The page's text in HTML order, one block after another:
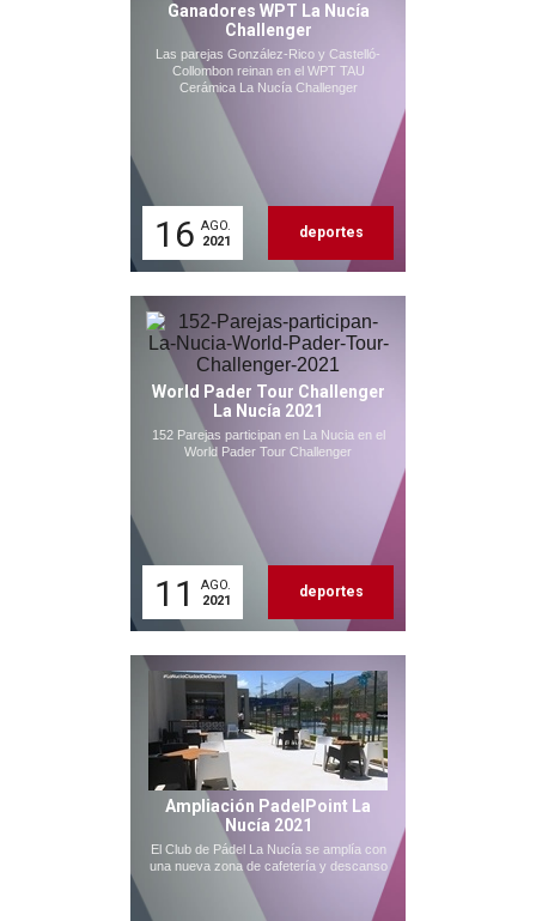
Ganadores WPT La Nucía
Challenger
Las parejas González-Rico y Castelló-
Collombon reinan en el WPT TAU
Cerámica La Nucía Challenger
16 AGO.
2021
deportes
World Pader Tour Challenger
La Nucía 2021
152 Parejas participan en La Nucia en el
World Pader Tour Challenger
11
AGO.
2021
deportes
Ampliación PadelPoint La
Nucía 2021
El Club de Pádel La Nucía se amplía con
una nueva zona de cafetería y descanso